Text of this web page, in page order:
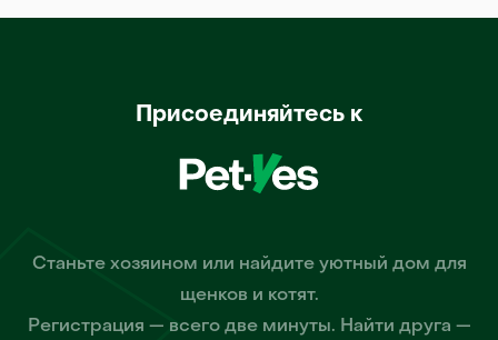
Присоединяйтесь к
Станьте хозяином или найдите уютный дом для
щенков и котят.
Регистрация — всего две минуты. Найти друга —